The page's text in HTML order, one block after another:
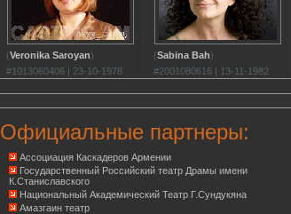
(Veronika Saroyan)
#1013060406 | 23-10-1978
(Sabina Bah)
#2001080616 | 13-11-1982
Официальные партнеры:
Ассоциация Каскадеров Армении
Государственный Российский театр Драмы имени
К.Станиславского
Национальный Академический Театр Г.Сундукяна
Амазгаин театр